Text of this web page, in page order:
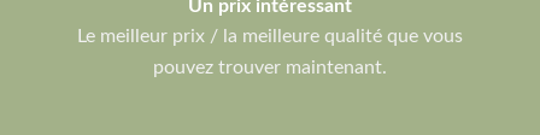
Un prix intéressant
Le meilleur prix / la meilleure qualité que vous
pouvez trouver maintenant.